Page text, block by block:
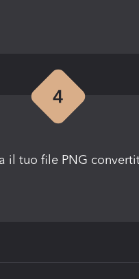
il tuo file PNG